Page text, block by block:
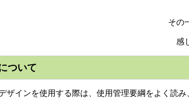
その
感じ
ついて
インを使用する際は、使用管理要綱をよく読み